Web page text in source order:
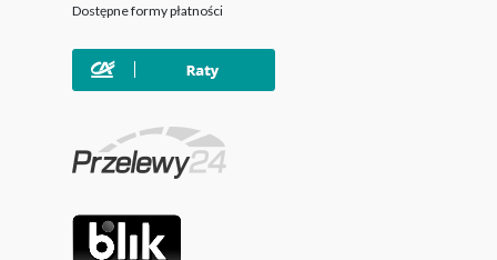
Dostępne formy płatności